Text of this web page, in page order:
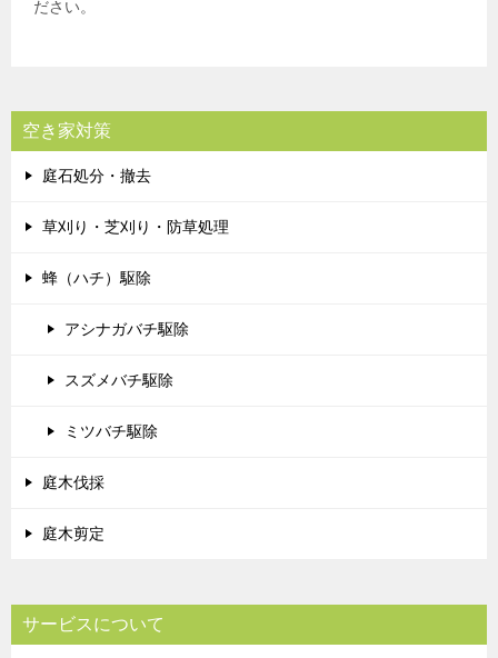
ださい。
空き家対策
庭石処分・撤去
草刈り・芝刈り・防草処理
蜂（ハチ）駆除
アシナガバチ駆除
スズメバチ駆除
ミツバチ駆除
庭木伐採
庭木剪定
サービスについて